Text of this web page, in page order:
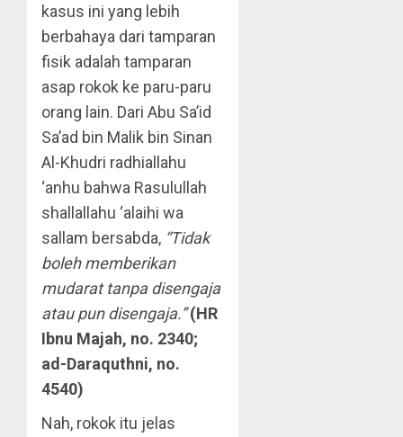
kasus ini yang lebih
berbahaya dari tamparan
fisik adalah tamparan
asap rokok ke paru-paru
orang lain. Dari Abu Sa’id
Sa’ad bin Malik bin Sinan
Al-Khudri radhiallahu
‘anhu bahwa Rasulullah
shallallahu ‘alaihi wa
sallam bersabda, “Tidak
boleh memberikan
mudarat tanpa disengaja
atau pun disengaja.” (HR
Ibnu Majah, no. 2340;
ad-Daraquthni, no.
4540)
Nah, rokok itu jelas